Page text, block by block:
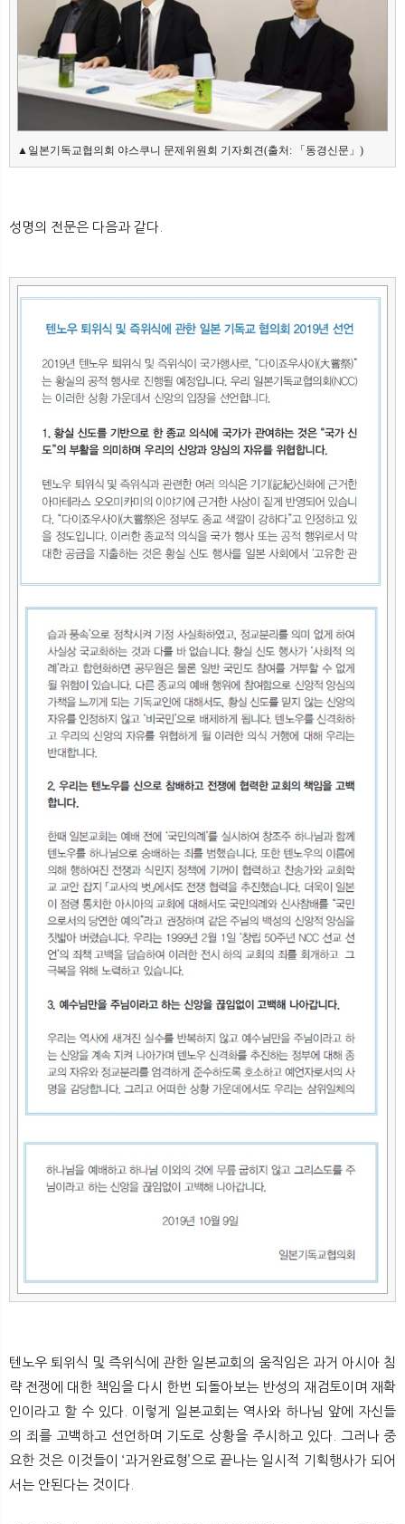
▲일본기독교협의회 야스쿠니 문제위원회 기자회견(출처: 「동경신문」)
성명의 전문은 다음과 같다.
텐노우 퇴위식 및 즉위식에 관한 일본교회의 움직임은 과거 아시아 침
략 전쟁에 대한 책임을 다시 한번 되돌아보는 반성의 재검토이며 재확
인이라고 할 수 있다. 이렇게 일본교회는 역사와 하나님 앞에 자신들
의 죄를 고백하고 선언하며 기도로 상황을 주시하고 있다. 그러나 중
요한 것은 이것들이 ‘과거완료형’으로 끝나는 일시적 기획행사가 되어
서는 안된다는 것이다.